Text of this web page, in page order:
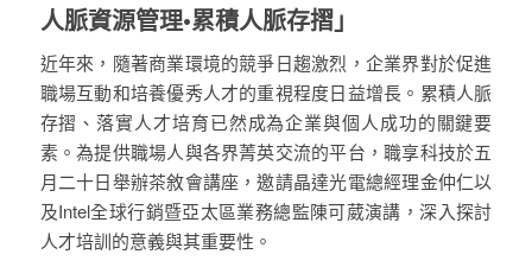
人脈資源管理•累積人脈存摺」
近年來，隨著商業環境的競爭日趨激烈，企業界對於促進
職場互動和培養優秀人才的重視程度日益增長。累積人脈
存摺、落實人才培育已然成為企業與個人成功的關鍵要
素。為提供職場人與各界菁英交流的平台，職享科技於五
月二十日舉辦茶敘會講座，邀請晶達光電總經理金仲仁以
及Intel全球行銷暨亞太區業務總監陳可葳演講，深入探討
人才培訓的意義與其重要性。